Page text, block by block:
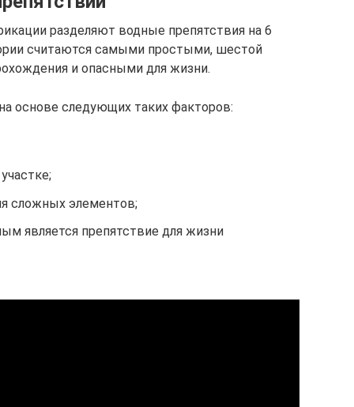
разделяют водные препятствия на 6
считаются самыми простыми, шестой
и опасными для жизни.
основе следующих таких факторов:
сложных элементов;
является препятствие для жизни